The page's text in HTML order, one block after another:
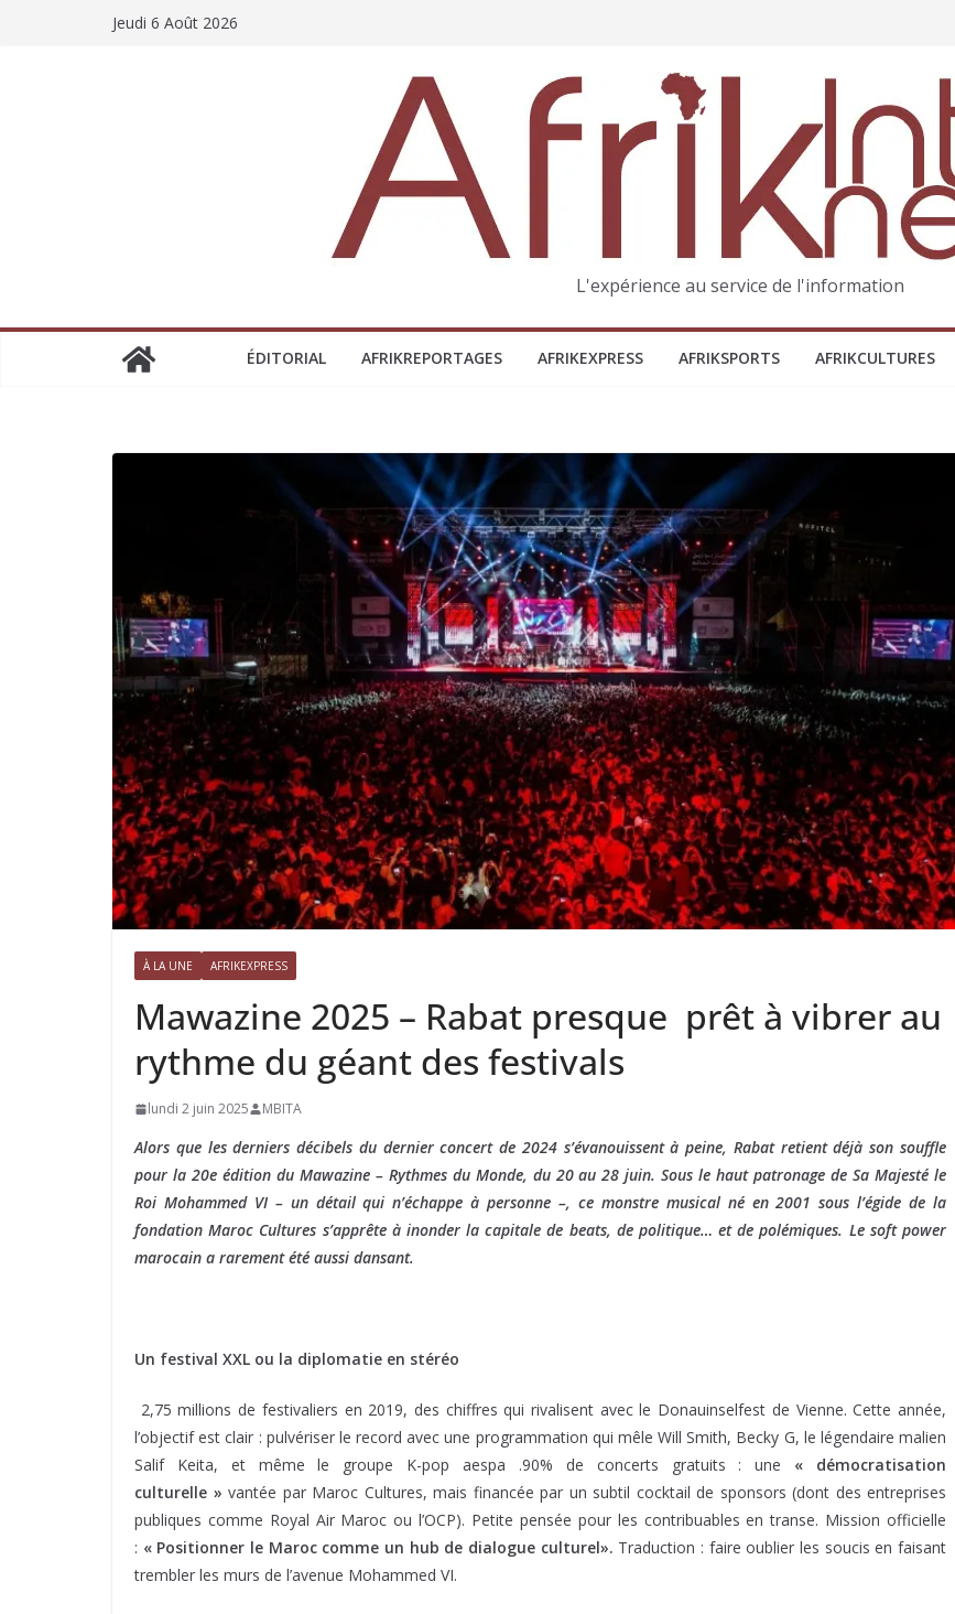
Jeudi 6 Août 2026
L'expérience au service de l'information
ÉDITORIAL AFRIKREPORTAGES AFRIKEXPRESS AFRIKSPORTS AFRIKCULTURES
À LA UNE AFRIKEXPRESS
Mawazine 2025 – Rabat presque prêt à vibrer au
rythme du géant des festivals
lundi 2 juin 2025 MBITA
Alors que les derniers décibels du dernier concert de 2024 s’évanouissent à peine, Rabat retient déjà son souffle
pour la 20e édition du Mawazine – Rythmes du Monde, du 20 au 28 juin. Sous le haut patronage de Sa Majesté le
Roi Mohammed VI – un détail qui n’échappe à personne –, ce monstre musical né en 2001 sous l’égide de la
fondation Maroc Cultures s’apprête à inonder la capitale de beats, de politique… et de polémiques. Le soft power
marocain a rarement été aussi dansant.
Un festival XXL ou la diplomatie en stéréo
2,75 millions de festivaliers en 2019, des chiffres qui rivalisent avec le Donauinselfest de Vienne. Cette année,
l’objectif est clair : pulvériser le record avec une programmation qui mêle Will Smith, Becky G, le légendaire malien
Salif Keita, et même le groupe K-pop aespa .90% de concerts gratuits : une « démocratisation
culturelle » vantée par Maroc Cultures, mais financée par un subtil cocktail de sponsors (dont des entreprises
publiques comme Royal Air Maroc ou l’OCP). Petite pensée pour les contribuables en transe. Mission officielle
: « Positionner le Maroc comme un hub de dialogue culturel». Traduction : faire oublier les soucis en faisant
trembler les murs de l’avenue Mohammed VI.